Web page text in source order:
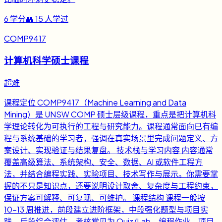
6 学分👥15 人学过
COMP9417
计算机科学硕士课程
超难
课程定位 COMP9417（Machine Learning and Data
Mining）是 UNSW COMP 硕士层级课程，重点是把计算机科
学理论转化为可执行的工程与研究能力。课程通常面向已有编
程与系统基础的学习者，强调在真实场景里完成问题定义、方
案设计、实现验证与结果复盘。 技术栈与学习内容 内容通常
覆盖高级算法、系统架构、安全、数据、AI 或软件工程方
法，并结合编程实践、实验项目、技术写作与展示。你需要掌
握的不只是知识点，还要说明设计取舍、复杂度与工程约束，
保证方案可解释、可复现、可维护。 课程结构 课程一般按
10-13 周推进，前段建立进阶框架，中段强化题型与项目实